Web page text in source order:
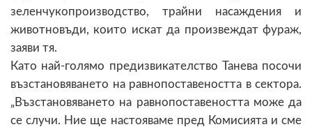
зеленчукопроизводство, трайни насаждения и
животновъди, които искат да произвеждат фураж,
заяви тя.
Като най-голямо предизвикателство Танева посочи
възстановяването на равнопоставеността в сектора.
„Възстановяването на равнопоставеността може да
се случи. Ние ще настояваме пред Комисията и сме